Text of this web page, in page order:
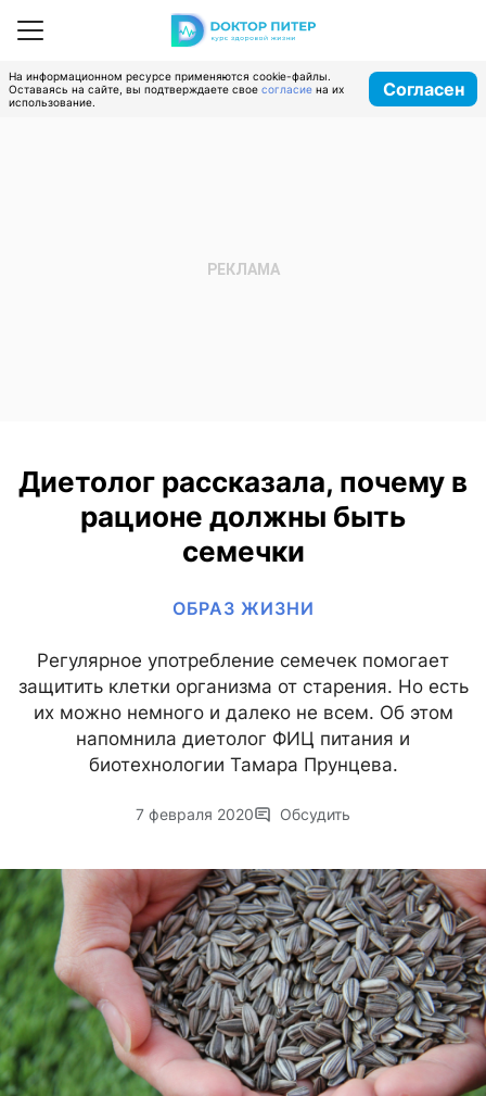
На информационном ресурсе применяются cookie-файлы.
Оставаясь на сайте, вы подтверждаете свое согласие на их
использование.
Согласен
Диетолог рассказала, почему в
рационе должны быть
семечки
ОБРАЗ ЖИЗНИ
Регулярное употребление семечек помогает
защитить клетки организма от старения. Но есть
их можно немного и далеко не всем. Об этом
напомнила диетолог ФИЦ питания и
биотехнологии Тамара Прунцева.
7 февраля 2020 Обсудить